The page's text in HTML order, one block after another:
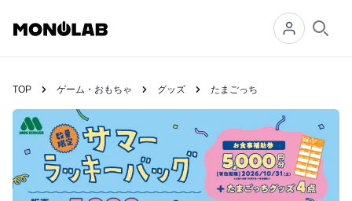
TOP ゲーム・おもちゃ グッズ たまごっち